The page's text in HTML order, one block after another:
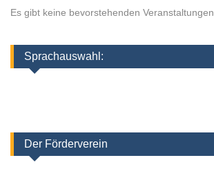
Es gibt keine bevorstehenden Veranstaltungen.
Sprachauswahl:
Der Förderverein